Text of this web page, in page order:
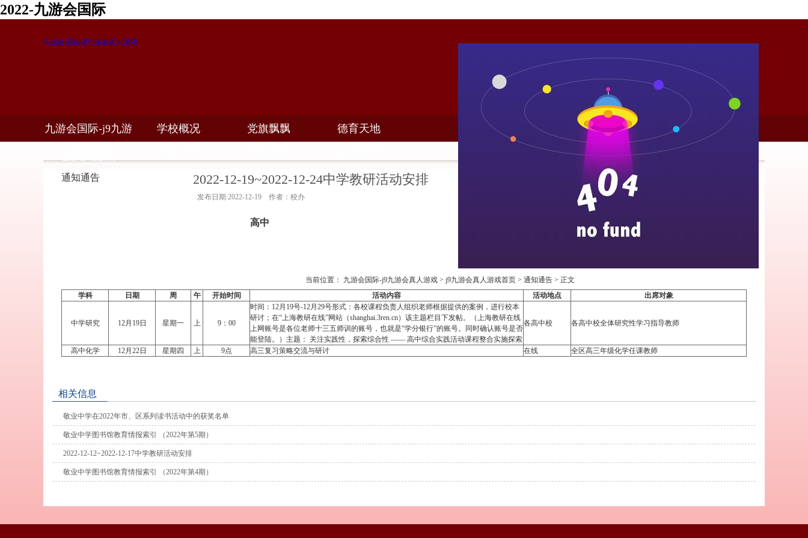
2022-九游会国际
九游会国际-j9九游会真人游戏
九游会国际-j9九游 学校概况 党旗飘飘 德育天地
通知通告
当前位置： 九游会国际-j9九游会真人游戏 > j9九游会真人游戏首页 > 通知通告 > 正文
2022-12-19~2022-12-24中学教研活动安排
发布日期:2022-12-19 作者：校办
高中
学科 日期 周 午 开始时间 活动内容 活动地点 出席对象
中学研究 12月19日 星期一 上 9：00
时间：12月19号-12月29号形式：各校课程负责人组织老师根据提供的案例，进行校本
研讨；在“上海教研在线”网站（shanghai.3ren.cn）该主题栏目下发帖。（上海教研在线
上网账号是各位老师十三五师训的账号，也就是“学分银行”的账号。同时确认账号是否
能登陆。）主题： 关注实践性，探索综合性 —— 高中综合实践活动课程整合实施探索
各高中校 各高中校全体研究性学习指导教师
高中化学 12月22日 星期四 上 9点 高三复习策略交流与研讨 在线 全区高三年级化学任课教师
相关信息
敬业中学在2022年市、区系列读书活动中的获奖名单
敬业中学图书馆教育情报索引 （2022年第5期）
2022-12-12~2022-12-17中学教研活动安排
敬业中学图书馆教育情报索引 （2022年第4期）